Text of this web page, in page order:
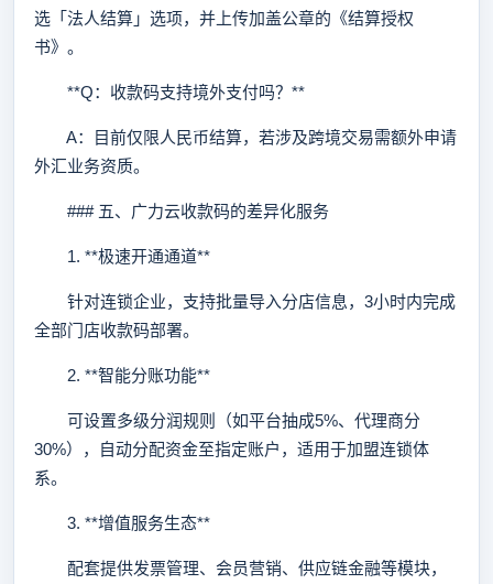
选「法人结算」选项，并上传加盖公章的《结算授权
书》。
**Q：收款码支持境外支付吗？**
A：目前仅限人民币结算，若涉及跨境交易需额外申请
外汇业务资质。
### 五、广力云收款码的差异化服务
1. **极速开通通道**
针对连锁企业，支持批量导入分店信息，3小时内完成
全部门店收款码部署。
2. **智能分账功能**
可设置多级分润规则（如平台抽成5%、代理商分
30%），自动分配资金至指定账户，适用于加盟连锁体
系。
3. **增值服务生态**
配套提供发票管理、会员营销、供应链金融等模块，